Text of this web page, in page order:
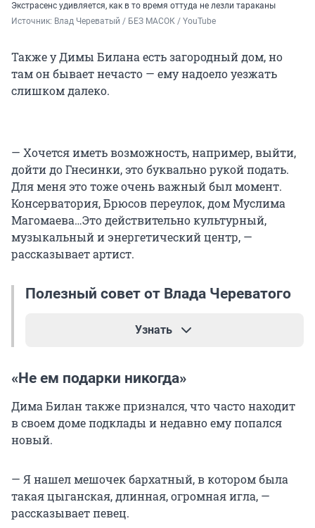
Экстрасенс удивляется, как в то время оттуда не лезли тараканы
Источник: Влад Череватый / БЕЗ МАСОК / YouTube
Также у Димы Билана есть загородный дом, но
там он бывает нечасто — ему надоело уезжать
слишком далеко.
— Хочется иметь возможность, например, выйти,
дойти до Гнесинки, это буквально рукой подать.
Для меня это тоже очень важный был момент.
Консерватория, Брюсов переулок, дом Муслима
Магомаева…Это действительно культурный,
музыкальный и энергетический центр, —
рассказывает артист.
Полезный совет от Влада Череватого
Узнать
даже в ней нет исторической энергетики), Влад
Череватый советует ставить зеркало при входе,
чтобы покупатели могли себя видеть.
какие-то такие рефлексы, движения. Если мы
говорим прямо о реальной магии, о том, чтобы
продать быстро недвижимость, как раз это
«Не ем подарки никогда»
Дима Билан также признался, что часто находит
в своем доме подклады и недавно ему попался
новый.
— Я нашел мешочек бархатный, в котором была
такая цыганская, длинная, огромная игла, —
рассказывает певец.